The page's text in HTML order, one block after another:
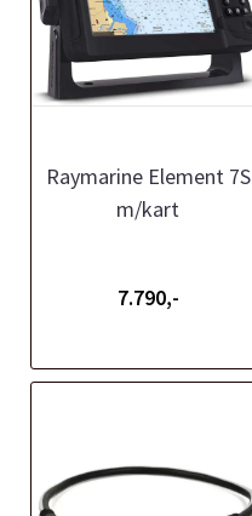
Raymarine Element 7S
m/kart
7.790,-